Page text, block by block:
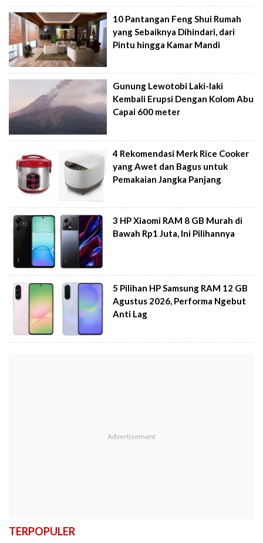
10 Pantangan Feng Shui Rumah
yang Sebaiknya Dihindari, dari
Pintu hingga Kamar Mandi
Gunung Lewotobi Laki-laki
Kembali Erupsi Dengan Kolom Abu
Capai 600 meter
4 Rekomendasi Merk Rice Cooker
yang Awet dan Bagus untuk
Pemakaian Jangka Panjang
3 HP Xiaomi RAM 8 GB Murah di
Bawah Rp1 Juta, Ini Pilihannya
5 Pilihan HP Samsung RAM 12 GB
Agustus 2026, Performa Ngebut
Anti Lag
TERPOPULER